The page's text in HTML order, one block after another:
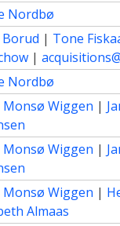
Nordbø
| Tone
|
Nordbø
Monsø Wiggen |
Monsø Wiggen |
Monsø Wiggen |
Almaas